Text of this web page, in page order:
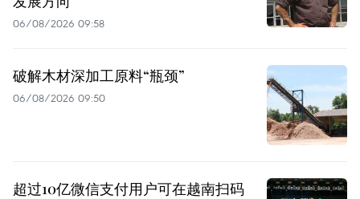
06/08/2026 09:58
破解木材深加工原料“瓶颈”
06/08/2026 09:50
超过10亿微信支付用户可在越南扫码